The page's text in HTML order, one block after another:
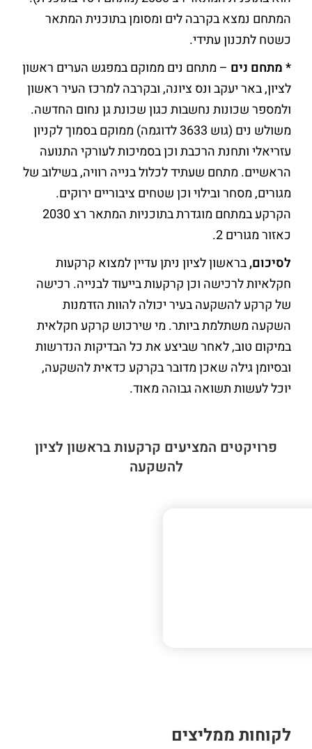
המתחם נמצא בקרבה לים ומסומן בתוכנית המתאר
כשטח לתכנון עתידי.
* מתחם נים – מתחם נים ממוקם במפגש הערים ראשון
לציון, באר יעקב ונס ציונה, ובקרבה למרכז העיר ראשון
ולמספר שכונות נחשבות כגון שכונת גן נחום החדשה.
משולש נים (גוש 3633 לדוגמה) ממוקם בסמוך לקניון
עזריאלי ותחנת הרכבת וכן בסמיכות לעורקי התנועה
הראשיים. מתחם שעתיד לכלול בנייה רוויה, בשילוב של
מגורים, מסחר ובילוי וכן שטחים ציבוריים ירוקים.
הקרקע במתחם מוגדרת בתוכניות המתאר רצ 2030
כאזור מגורים 2.
לסיכום,בראשון לציון ניתן עדיין למצוא קרקעות
חקלאיות לרכישה וכן קרקעות בייעוד לבנייה. רכישה
של קרקע להשקעה בעיר יכולה להוות הזדמנות
השקעה משתלמת ביותר. מי שירכוש קרקע חקלאית
במיקום טוב, לאחר שביצע את כל הבדיקות הנדרשות
ובסיומן גילה שאכן מדובר בקרקע כדאית להשקעה,
יוכל לעשות תשואה גבוהה מאוד.
פרויקטים המציעים קרקעות בראשון לציון
להשקעה
לקוחות ממליצים